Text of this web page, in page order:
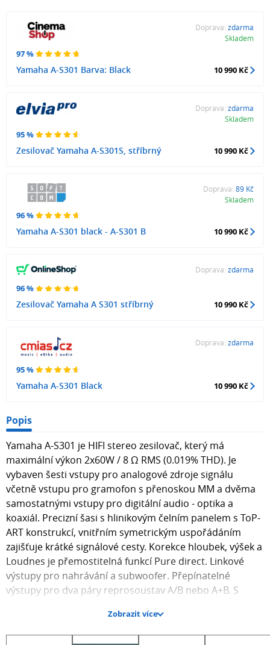
97 %
Yamaha A-S301 Barva: Black
Doprava: zdarma
Skladem
10 990 Kč
95 %
Zesilovač Yamaha A-S301S, stříbrný
Doprava: zdarma
Skladem
10 990 Kč
96 %
Yamaha A-S301 black - A-S301 B
Doprava: 89 Kč
Skladem
10 990 Kč
96 %
Zesilovač Yamaha A S301 stříbrný
Doprava: zdarma
10 990 Kč
95 %
Yamaha A-S301 Black
Doprava: zdarma
10 990 Kč
Popis
Yamaha A-S301 je HIFI stereo zesilovač, který má
maximální výkon 2x60W / 8 Ω RMS (0.019% THD). Je
vybaven šesti vstupy pro analogové zdroje signálu
včetně vstupu pro gramofon s přenoskou MM a dvěma
samostatnými vstupy pro digitální audio - optika a
koaxiál. Precizní šasi s hlinikovým čelním panelem s ToP-
ART konstrukcí, vnitřním symetrickým uspořádáním
zajišťuje krátké signálové cesty. Korekce hloubek, výšek a
Loudnes je přemostitelná funkcí Pure direct. Linkové
výstupy pro nahrávání a subwoofer. Přepínatelné
výstupy pro dva páry reprosoustav A/B nebo A+B. S
Zesilovač je osazený kvalitnímy komponenty a má
Zobrazit více